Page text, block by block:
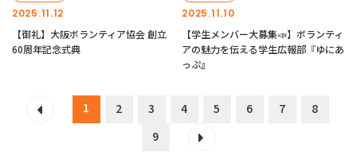
2025.11.12
【御礼】大阪ボランティア協会 創立
60周年記念式典
2025.11.10
【学生メンバー大募集📣】ボランティ
アの魅力を伝える学生広報部『ゆにあ
っぷ』
1 2 3 4 5 6 7
8
9